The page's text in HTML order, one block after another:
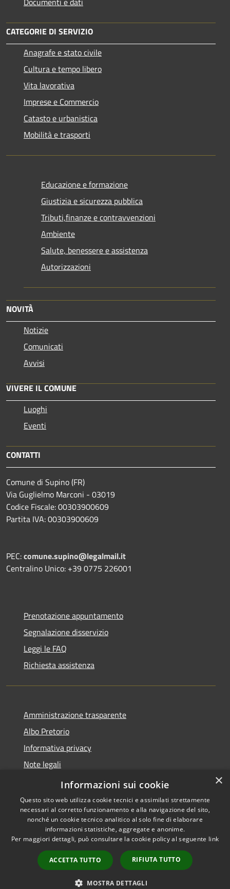
CATEGORIE DI SERVIZIO
Anagrafe e stato civile
Cultura e tempo libero
Vita lavorativa
Imprese e Commercio
Catasto e urbanistica
Mobilità e trasporti
Educazione e formazione
Giustizia e sicurezza pubblica
Tributi,finanze e contravvenzioni
Ambiente
Salute, benessere e assistenza
Autorizzazioni
NOVITÀ
Notizie
Comunicati
Avvisi
VIVERE IL COMUNE
Luoghi
Eventi
CONTATTI
Comune di Supino (FR)
Via Guglielmo Marconi - 03019
Codice Fiscale: 00303900609
Partita IVA: 00303900609
PEC:comune.supino@legalmail.it
Centralino Unico: +39 0775 226001
Prenotazione appuntamento
Segnalazione disservizio
Leggi le FAQ
Richiesta assistenza
Amministrazione trasparente
Albo Pretorio
Informativa privacy
Note legali
Dichiarazione di accessibilità
Accessibilità
Copyright © 2026 • Comune di
Supino • Powered by
Municipium•
Accesso
redazione
×
Informazioni sui cookie
Questo sito web utilizza cookie tecnici e assimilati strettamente
necessari al corretto funzionamento e alla navigazione del sito,
nonché un cookie tecnico analitico al solo fine di elaborare
informazioni statistiche, aggregate e anonime.
Per maggiori dettagli, può consultare la cookie policy al seguente link
ACCETTA TUTTO RIFIUTA TUTTO
MOSTRA DETTAGLI